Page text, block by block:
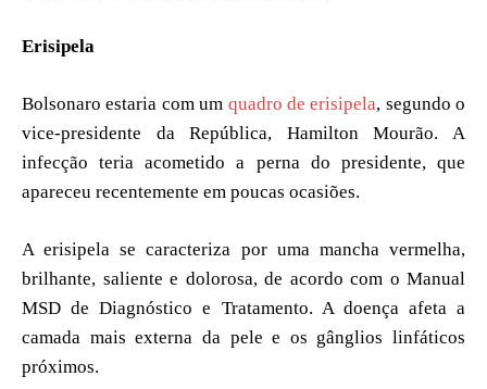
Erisipela
Bolsonaro estaria com um quadro de erisipela, segundo o
vice-presidente da República, Hamilton Mourão. A
infecção teria acometido a perna do presidente, que
apareceu recentemente em poucas ocasiões.
A erisipela se caracteriza por uma mancha vermelha,
brilhante, saliente e dolorosa, de acordo com o Manual
MSD de Diagnóstico e Tratamento. A doença afeta a
camada mais externa da pele e os gânglios linfáticos
próximos.